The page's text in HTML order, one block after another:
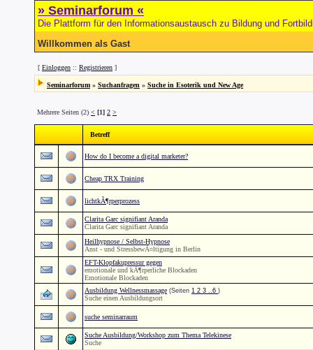
» Seminarforum «
Die Plattform für den Informationsaustausch zu Bildung und
Willkommen als Gast
[ Einloggen :: Registrieren ]
Seminarforum » Suchanfragen » Suche in Esoterik und New Age
Mehrere Seiten (2) < [1] 2 >
Betreff
How do I become a digital marketer?
Cheap TRX Training
lichtkÃ¶rperprozess
Clarita Garc signifiant Aranda
Clarita Garc signifiant Aranda
Heilhypnose / Selbst-Hypnose
Anst - und StressbewÃ¤ltigung in Berlin
EFT-Klopfakupressur gegen
emotionale und kÃ¶rperliche Blockaden
Emotionale Blockaden
Ausbildung Wellnessmassage (Seiten 1 2 3 ..6 )
Suche einen Ausbildungsort
suche seminarraum
Suche Ausbildung/Workshop zum Thema Telekinese
Suche